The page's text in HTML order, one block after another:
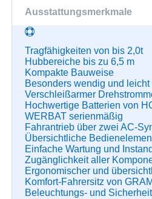
Ausstattungsmerkmale
Tragfähigkeiten von bis 2,0t
Hubbereiche bis zu 6,5 m
Kompakte Bauweise
Besonders wendig und
Verschleißarmer
Hochwertige Batterien von
WERBAT serienmäßig
Fahrantrieb über zwei AC-
Übersichtliche
Einfache Wartung und
Zugänglichkeit aller
Ergonomischer und
Komfort-Fahrersitz von
Beleuchtungs- und